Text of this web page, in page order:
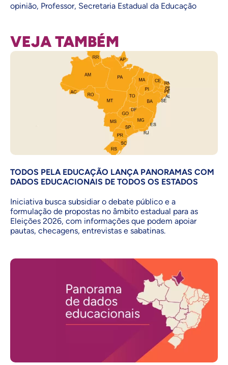
opinião, Professor, Secretaria Estadual da Educação
VEJA TAMBÉM
TODOS PELA EDUCAÇÃO LANÇA PANORAMAS COM
DADOS EDUCACIONAIS DE TODOS OS ESTADOS
Iniciativa busca subsidiar o debate público e a
formulação de propostas no âmbito estadual para as
Eleições 2026, com informações que podem apoiar
pautas, checagens, entrevistas e sabatinas.